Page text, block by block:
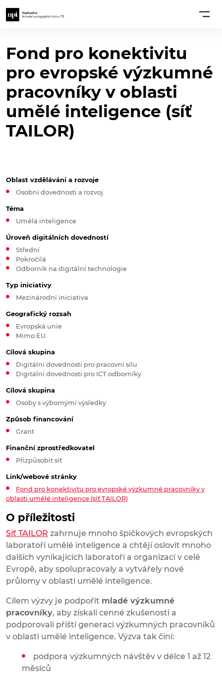
Fond pro konektivitu
pro evropské výzkumné
pracovníky v oblasti
umělé inteligence (síť
TAILOR)
O příležitosti
Síť TAILOR zahrnuje mnoho špičkových evropských
laboratoří umělé inteligence a chtějí oslovit mnoho
dalších vynikajících laboratoří a organizací v celé
Evropě, aby spolupracovaly a vytvářely nové
průlomy v oblasti umělé inteligence.
Cílem výzvy je podpořit mladé výzkumné
pracovníky, aby získali cenné zkušenosti a
podporovali příští generaci výzkumných pracovníků
v oblasti umělé inteligence. Výzva tak činí:
podpora výzkumných návštěv v délce 1 až 12
měsíců
Oblast vzdělávání a rozvoje
Osobní dovednosti a rozvoj
Téma
Umělá inteligence
Úroveň digitálních dovedností
Střední
Pokročilá
Odborník na digitální technologie
Typ iniciativy
Mezinárodní iniciativa
Geografický rozsah
Evropská unie
Mimo EU
Cílová skupina
Digitální dovednosti pro pracovní sílu
Digitální dovednosti pro ICT odborníky
Cílová skupina
Osoby s výbornými výsledky
Způsob financování
Grant
Finanční zprostředkovatel
Přizpůsobit síť
Link/webové stránky
Fond pro konektivitu pro evropské výzkumné pracovníky v
oblasti umělé inteligence (síť TAILOR)